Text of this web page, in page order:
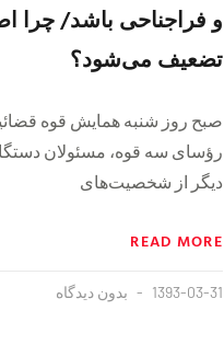
و فراجناحی باشد/ چرا
تضعیف می‌شود؟
صبح روز شنبه همایش قوه
رؤسای سه قوه، مسئولان
دیگر از شخصیت‌های
READ MORE
1393-03-31 بدون دیدگاه